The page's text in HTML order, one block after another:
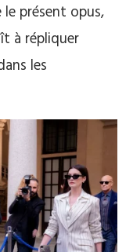
présent opus,
à répliquer
les